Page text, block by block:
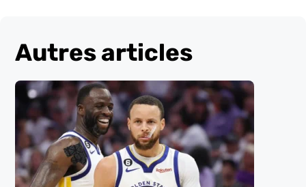
Autres articles